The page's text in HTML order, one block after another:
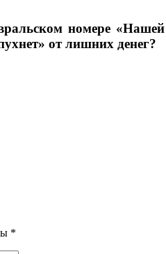
номере
от лишних денег?
*